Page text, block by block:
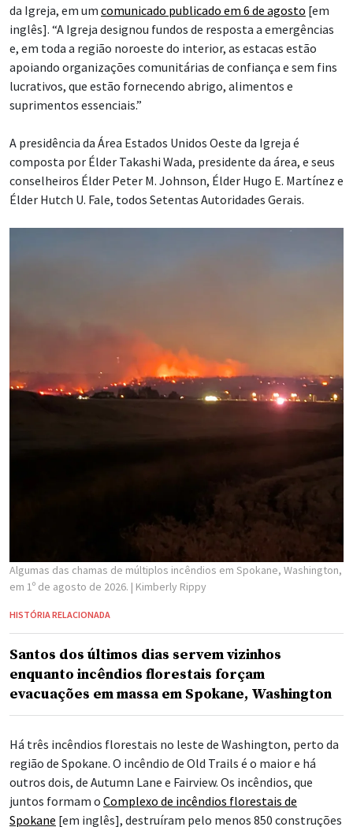
da Igreja, em um comunicado publicado em 6 de agosto [em
inglês]. “A Igreja designou fundos de resposta a emergências
e, em toda a região noroeste do interior, as estacas estão
apoiando organizações comunitárias de confiança e sem fins
lucrativos, que estão fornecendo abrigo, alimentos e
suprimentos essenciais.”
A presidência da Área Estados Unidos Oeste da Igreja é
composta por Élder Takashi Wada, presidente da área, e seus
conselheiros Élder Peter M. Johnson, Élder Hugo E. Martínez e
Élder Hutch U. Fale, todos Setentas Autoridades Gerais.
Algumas das chamas de múltiplos incêndios em Spokane, Washington,
em 1º de agosto de 2026. | Kimberly Rippy
HISTÓRIA RELACIONADA
Santos dos últimos dias servem vizinhos
enquanto incêndios florestais forçam
evacuações em massa em Spokane, Washington
Há três incêndios florestais no leste de Washington, perto da
região de Spokane. O incêndio de Old Trails é o maior e há
outros dois, de Autumn Lane e Fairview. Os incêndios, que
juntos formam o Complexo de incêndios florestais de
Spokane [em inglês], destruíram pelo menos 850 construções